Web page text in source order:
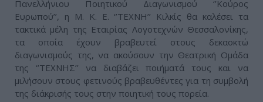
Πανελλήνιου Ποιητικού Διαγωνισμού ‘’Κούρος
Ευρωπού’’, η Μ. Κ. Ε. ‘’ΤΕΧΝΗ’’ Κιλκίς θα καλέσει τα
τακτικά μέλη της Εταιρίας Λογοτεχνών Θεσσαλονίκης,
τα οποία έχουν βραβευτεί στους δεκαοκτώ
διαγωνισμούς της, να ακούσουν την Θεατρική Ομάδα
της ‘’ΤΕΧΝΗΣ’’ να διαβάζει ποιήματά τους και να
μιλήσουν στους φετινούς βραβευθέντες για τη συμβολή
της διάκρισής τους στην ποιητική τους πορεία.